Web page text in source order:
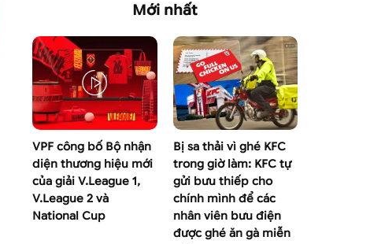
Mới nhất
VPF công bố Bộ nhận
diện thương hiệu mới
của giải V.League 1,
V.League 2 và
National Cup
Bị sa thải vì ghé KFC
trong giờ làm: KFC tự
gửi bưu thiếp cho
chính mình để các
nhân viên bưu điện
được ghé ăn gà miễn